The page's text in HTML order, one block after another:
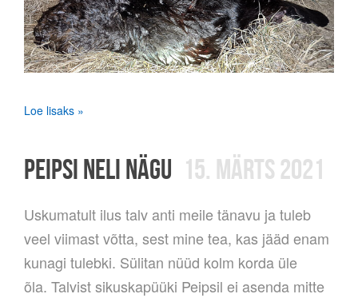
Loe lisaks »
PEIPSI NELI NÄGU 15. MÄRTS 2021
Uskumatult ilus talv anti meile tänavu ja tuleb
veel viimast võtta, sest mine tea, kas jääd enam
kunagi tulebki. Sülitan nüüd kolm korda üle
õla. Talvist sikuskapüüki Peipsil ei asenda mitte